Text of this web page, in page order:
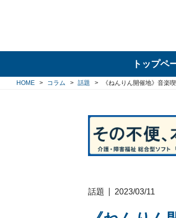
トップペ
HOME コラム 話題 《ねんりん開催地》音楽
話題 2023/03/11